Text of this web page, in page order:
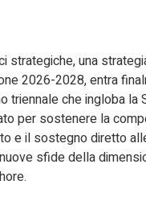
strategiche, una
2026-2028, entra
triennale che ingloba
per sostenere la
e il sostegno diretto
sfide della